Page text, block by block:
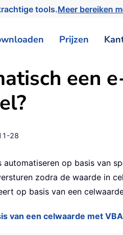
tools.Meer bereiken
Prijzen
een
28
op basis van
zodra de waarde in
op basis van een
van een celwaarde met